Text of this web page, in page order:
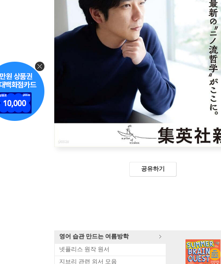
공유하기
영어 습관 만드는 여름방학
넷플리스 원작 원서
지브리 관련 외서 모음